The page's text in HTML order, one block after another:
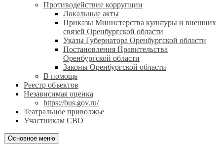
Противодействие коррупции
Локальные акты
Приказы Министерства культуры и внешних
связей Оренбургской области
Указы Губернатора Оренбургской области
Постановления Правительства
Оренбургской области
Законы Оренбургской области
В помощь
Реестр объектов
Независимая оценка
https://bus.gov.ru/
Театральное приволжье
Участникам СВО
Основное меню